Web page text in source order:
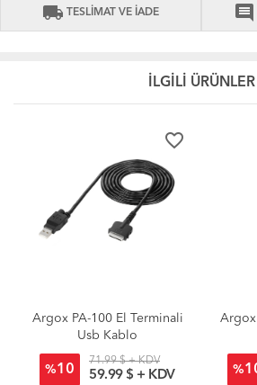
local_shipping TESLİMAT VE İADE comment
İLGİLİ ÜRÜNLER
favorite_border
Argox PA-100 El Terminali
Usb Kablo
%10
71.99 $ + KDV
59.99 $ + KDV
Argox
%